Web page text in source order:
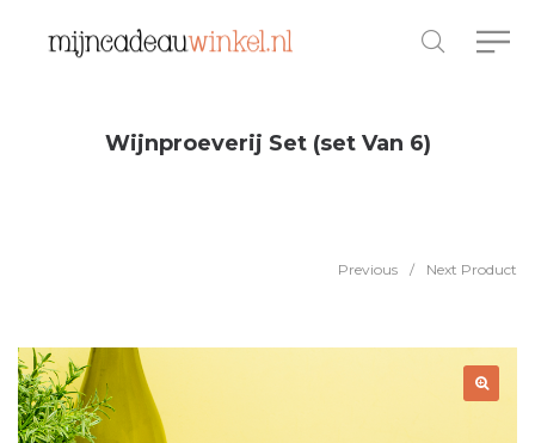
Wijnproeverij Set (set Van 6)
Previous / Next Product